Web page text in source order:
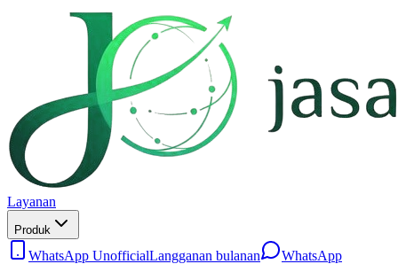
Layanan
Produk
WhatsApp UnofficialLangganan bulanan
WhatsApp